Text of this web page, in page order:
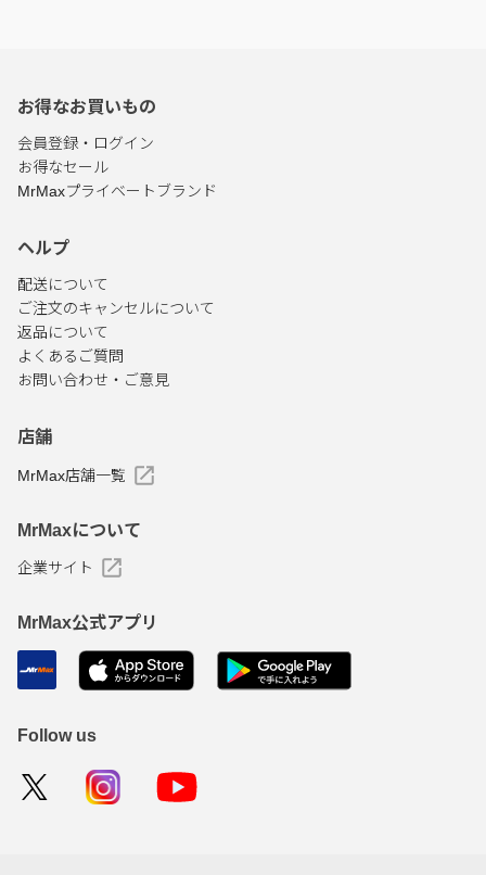
お得なお買いもの
会員登録・ログイン
お得なセール
MrMaxプライベートブランド
ヘルプ
配送について
ご注文のキャンセルについて
返品について
よくあるご質問
お問い合わせ・ご意見
店舗
MrMax店舗一覧
MrMaxについて
企業サイト
MrMax公式アプリ
Follow us